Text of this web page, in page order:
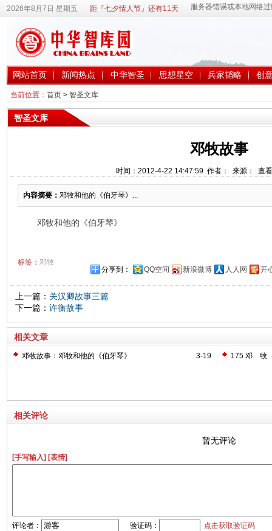
2026年8月7日 星期五 距『七夕情人节』还有11天
网站首页 新闻热点 中华智圣 思想星空 兵家韬略 创
当前位置： 首页> 智圣文库
智圣文库
邓牧故事
时间：2012-4-22 14:47:59 作者： 来源： 查
内容摘要： 邓牧和他的《伯牙琴》...
邓牧和他的《伯牙琴》
标签： 邓牧
分享到：
QQ空间 新浪微博 人人网 开
上一篇： 关汉卿故事三篇
下一篇： 许衡故事
相关文章
3-19
邓牧故事：邓牧和他的《伯牙琴》 175 邓 牧
相关评论
暂无评论
[手写输入] [表情]
评论者： 验证码： 点击获取验证码